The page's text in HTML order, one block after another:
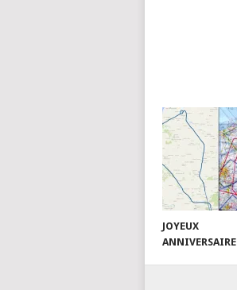
JOYEUX
ANNIVERSAIRE